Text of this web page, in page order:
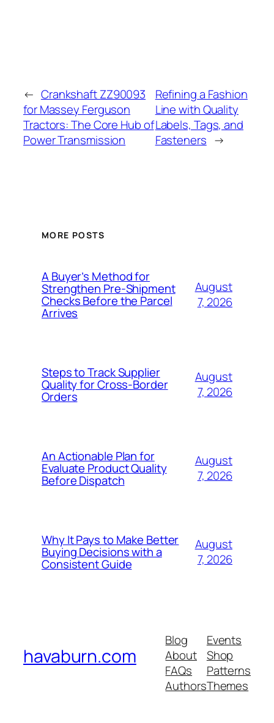
← Crankshaft ZZ90093
for Massey Ferguson
Tractors: The Core Hub of
Power Transmission
Refining a Fashion
Line with Quality
Labels, Tags, and
Fasteners →
MORE POSTS
A Buyer’s Method for
Strengthen Pre-Shipment
Checks Before the Parcel
Arrives
August
7, 2026
Steps to Track Supplier
Quality for Cross-Border
Orders
August
7, 2026
An Actionable Plan for
Evaluate Product Quality
Before Dispatch
August
7, 2026
Why It Pays to Make Better
Buying Decisions with a
Consistent Guide
August
7, 2026
havaburn.com
Blog
About
FAQs
Authors
Events
Shop
Patterns
Themes